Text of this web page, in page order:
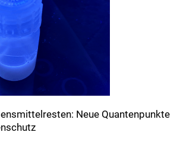
Neue Quantenpunkte